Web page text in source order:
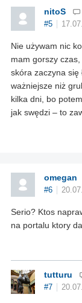
nitoS
#5
Nie używam nic
mam gorszy
skóra zaczyna się
ważniejsze niż
kilka dni, bo
jak swędzi – to
omegan
#6
Serio? Ktos
na portalu ktory
tutturu
#7